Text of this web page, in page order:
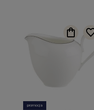
promocja